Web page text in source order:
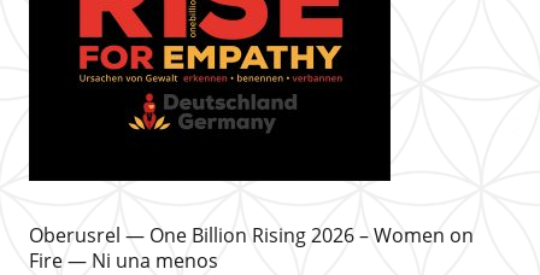
Oberusrel — One Billion Rising 2026 – Women on
Fire — Ni una menos